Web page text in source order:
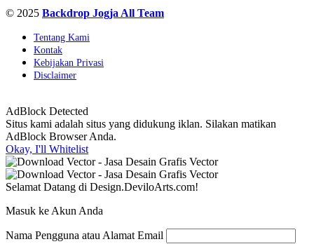
© 2025 Backdrop Jogja All Team
Tentang Kami
Kontak
Kebijakan Privasi
Disclaimer
AdBlock Detected
Situs kami adalah situs yang didukung iklan. Silakan matikan
AdBlock Browser Anda.
Okay, I'll Whitelist
Selamat Datang di Design.DeviloArts.com!
Masuk ke Akun Anda
Nama Pengguna atau Alamat Email